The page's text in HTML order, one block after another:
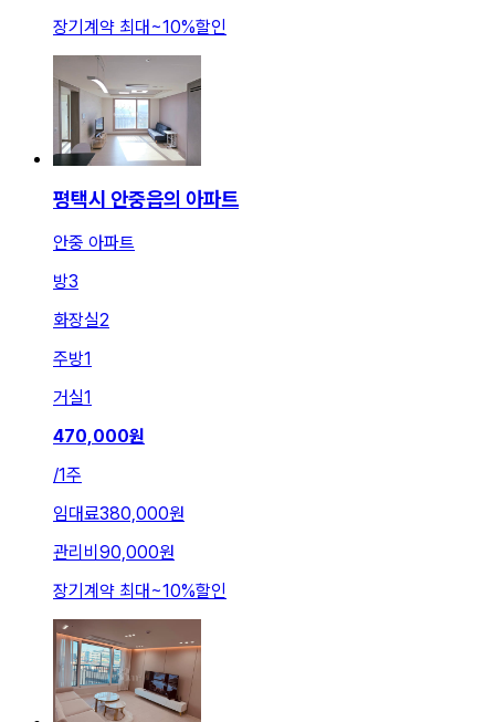
장기계약 최대~10%할인
평택시 안중읍의 아파트
안중 아파트
방3
화장실2
주방1
거실1
470,000원
/1주
임대료380,000원
관리비 90,000원
장기계약 최대 ~10%할인